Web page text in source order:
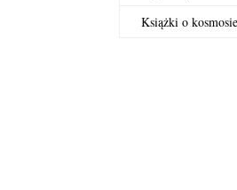
Książki o kosmosie